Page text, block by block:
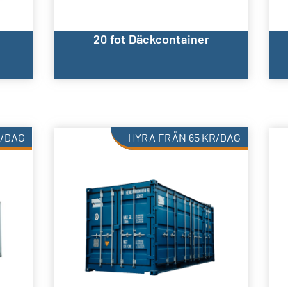
20 fot Däckcontainer
/DAG HYRA FRÅN 65 KR/DAG